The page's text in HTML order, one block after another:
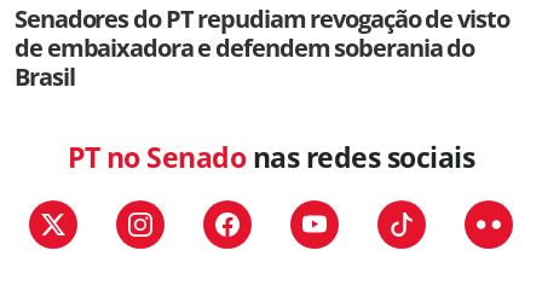
Senadores do PT repudiam revogação de visto
de embaixadora e defendem soberania do
Brasil
PT no Senadonas redes sociais